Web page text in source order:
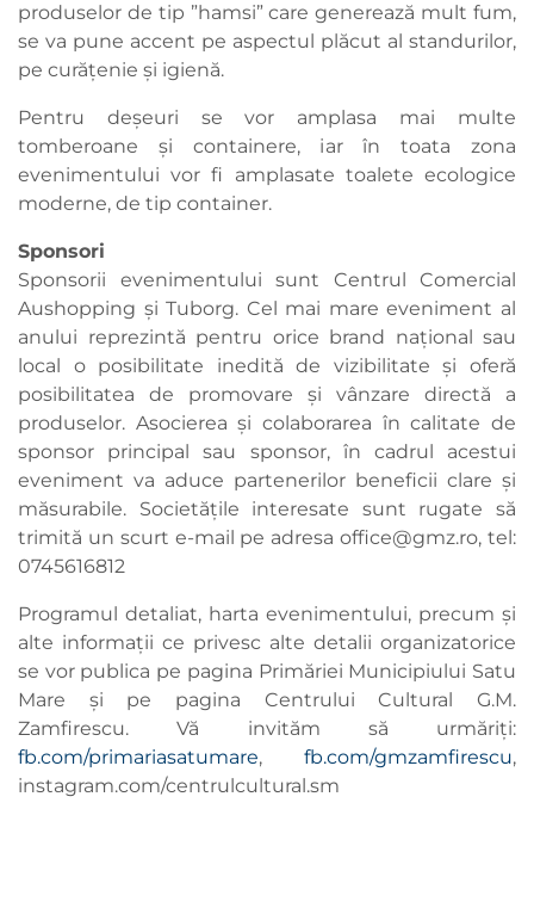
produselor de tip ”hamsi” care generează mult fum,
se va pune accent pe aspectul plăcut al standurilor,
pe curățenie și igienă.
Pentru deșeuri se vor amplasa mai multe
tomberoane și containere, iar în toata zona
evenimentului vor fi amplasate toalete ecologice
moderne, de tip container.
Sponsori
Sponsorii evenimentului sunt Centrul Comercial
Aushopping și Tuborg. Cel mai mare eveniment al
anului reprezintă pentru orice brand național sau
local o posibilitate inedită de vizibilitate și oferă
posibilitatea de promovare și vânzare directă a
produselor. Asocierea și colaborarea în calitate de
sponsor principal sau sponsor, în cadrul acestui
eveniment va aduce partenerilor beneficii clare și
măsurabile. Societățile interesate sunt rugate să
trimită un scurt e-mail pe adresaoffice@gmz.ro, tel:
0745616812
Programul detaliat, harta evenimentului, precum și
alte informații ce privesc alte detalii organizatorice
se vor publica pe pagina Primăriei Municipiului Satu
Mare și pe pagina Centrului Cultural G.M.
Zamfirescu. Vă invităm să urmăriți:
fb.com/primariasatumare, fb.com/gmzamfirescu,
instagram.com/centrulcultural.sm